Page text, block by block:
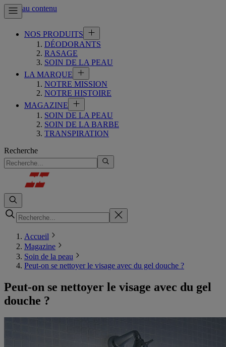
Aller au contenu
NOS PRODUITS
DÉODORANTS
RASAGE
SOIN DE LA PEAU
LA MARQUE
NOTRE MISSION
NOTRE HISTOIRE
MAGAZINE
SOIN DE LA PEAU
SOIN DE LA BARBE
TRANSPIRATION
Recherche
Accueil
Magazine
Soin de la peau
Peut-on se nettoyer le visage avec du gel douche ?
Peut-on se nettoyer le visage avec du gel
douche ?